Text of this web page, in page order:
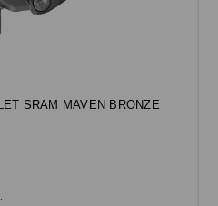
SRAM MAVEN BRONZE